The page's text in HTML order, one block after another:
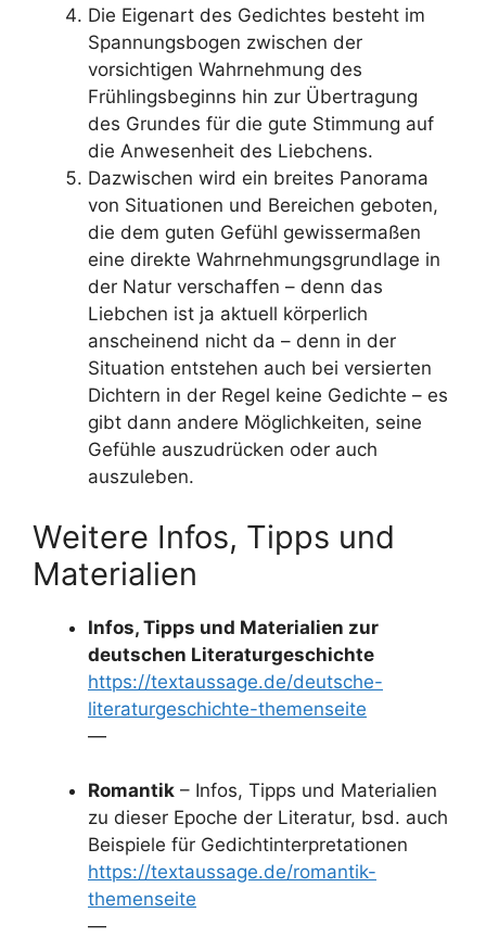
Die Eigenart des Gedichtes besteht im
Spannungsbogen zwischen der
vorsichtigen Wahrnehmung des
Frühlingsbeginns hin zur Übertragung
des Grundes für die gute Stimmung auf
die Anwesenheit des Liebchens.
Dazwischen wird ein breites Panorama
von Situationen und Bereichen geboten,
die dem guten Gefühl gewissermaßen
eine direkte Wahrnehmungsgrundlage in
der Natur verschaffen – denn das
Liebchen ist ja aktuell körperlich
anscheinend nicht da – denn in der
Situation entstehen auch bei versierten
Dichtern in der Regel keine Gedichte – es
gibt dann andere Möglichkeiten, seine
Gefühle auszudrücken oder auch
auszuleben.
Weitere Infos, Tipps und
Materialien
Infos, Tipps und Materialien zur
deutschen Literaturgeschichte
https://textaussage.de/deutsche-
literaturgeschichte-themenseite
—
Romantik – Infos, Tipps und Materialien
zu dieser Epoche der Literatur, bsd. auch
Beispiele für Gedichtinterpretationen
https://textaussage.de/romantik-
themenseite
—